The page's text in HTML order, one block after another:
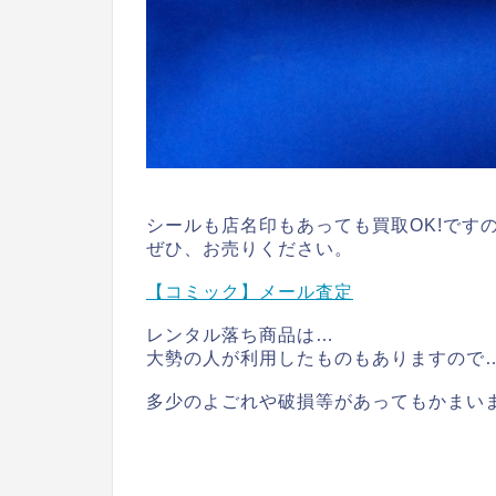
シールも店名印もあっても買取OK!です
ぜひ、お売りください。
【コミック】メール査定
レンタル落ち商品は…
大勢の人が利用したものもありますので
多少のよごれや破損等があってもかまい